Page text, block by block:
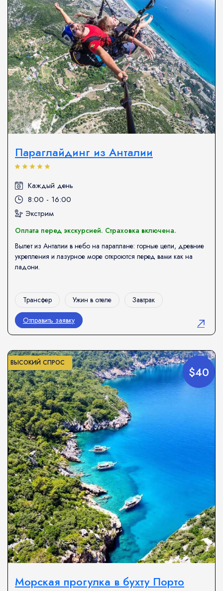
Параглайдинг из Анталии
Каждый день
8:00 - 16:00
Экстрим
Оплата перед экскурсией. Страховка включена.
Вылет из Анталии в небо на параплане: горные цепи, древние
укрепления и лазурное море откроются перед вами как на
ладони.
Трансфер Ужин в отеле Завтрак
Отправить заявку
$40
ВЫСОКИЙ СПРОС
Морская прогулка в бухту Порто